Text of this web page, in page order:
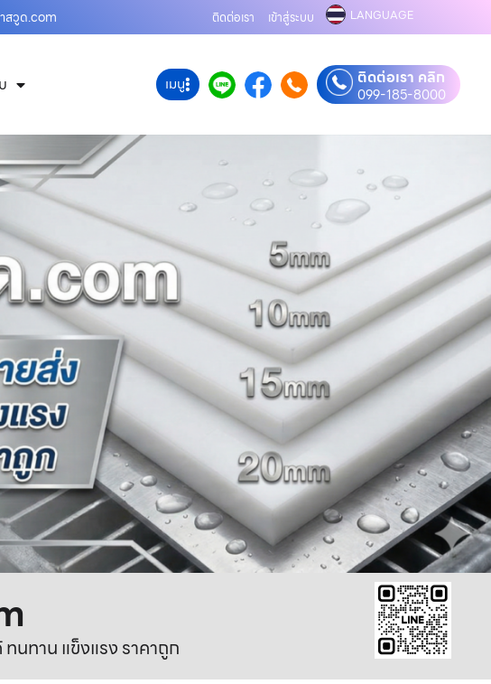
สวูด.com ติดต่อเรา เข้าสู่ระบบ LANGUAGE
เมนู ติดต่อเรา คลิก
099-185-8000
นทาน แข็งแรง ราคาถูก